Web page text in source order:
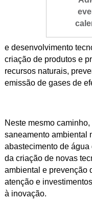
e desenvolvimento
criação de produtos e
recursos naturais,
emissão de gases de
Neste mesmo
saneamento ambiental
abastecimento de
da criação de novas
ambiental e prevenção
atenção e
à inovação.